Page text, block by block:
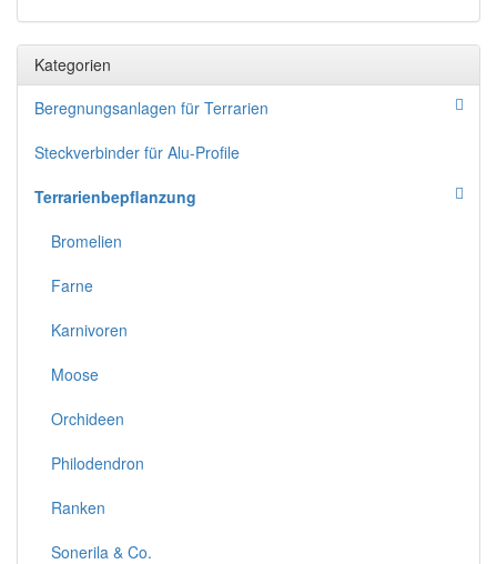
Kategorien
Beregnungsanlagen für Terrarien
Steckverbinder für Alu-Profile
Terrarienbepflanzung
Bromelien
Farne
Karnivoren
Moose
Orchideen
Philodendron
Ranken
Sonerila & Co.